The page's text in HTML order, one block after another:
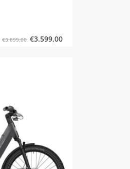
€3.899,00 €3.599,00